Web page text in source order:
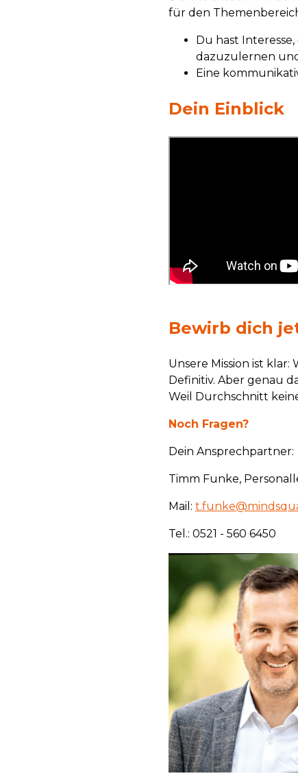
für den
Du hast
dazuzulernen
Eine
Dein Einblick
Bewirb dich
Unsere Mission ist
Definitiv. Aber genau
Weil Durchschnitt
Noch Fragen?
Dein Ansprechpartner:
Timm Funke,
Mail:
Tel.: 0521 - 560 6450